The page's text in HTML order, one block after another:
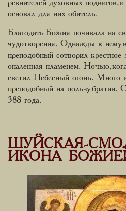
ревнителей духовных подвигов,
основал для них обитель.
Благодать Божия почивала на
чудотворения. Однажды к нему
преподобный сотворил крестное
опаленная пламенем. Ночью,
светил Небесный огонь. Много
преподобный на пользу братии.
388 года.
ШУЙСКАЯ-
ИКОНА